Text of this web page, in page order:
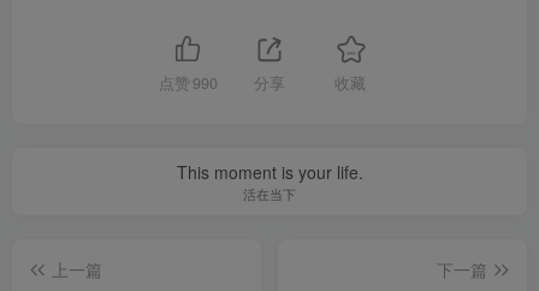
点赞 990 分享 收藏
This moment is your life.
活在当下
上一篇
下一篇